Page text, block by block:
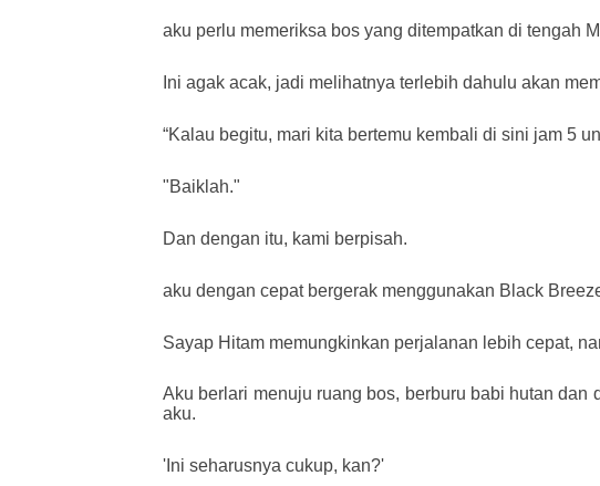
aku perlu memeriksa bos yang ditempatkan di tengah
Ini agak acak, jadi melihatnya terlebih dahulu akan
“Kalau begitu, mari kita bertemu kembali di sini jam 5
"Baiklah."
Dan dengan itu, kami berpisah.
aku dengan cepat bergerak menggunakan Black
Sayap Hitam memungkinkan perjalanan lebih cepat,
Aku berlari menuju ruang bos, berburu babi hutan
aku.
'Ini seharusnya cukup, kan?'